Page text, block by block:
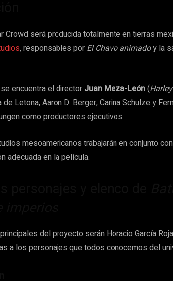
Crowd será producida totalmente en tierras
, responsables por El Chavo animadoy la
encuentra el director Juan Meza-León(
Letona, Aaron D. Berger, Carina Schulze y
como productores ejecutivos.
mesoamericanos trabajarán en conjunto
adecuada en la película.
del proyecto serán Horacio García
a los personajes que todos conocemos del